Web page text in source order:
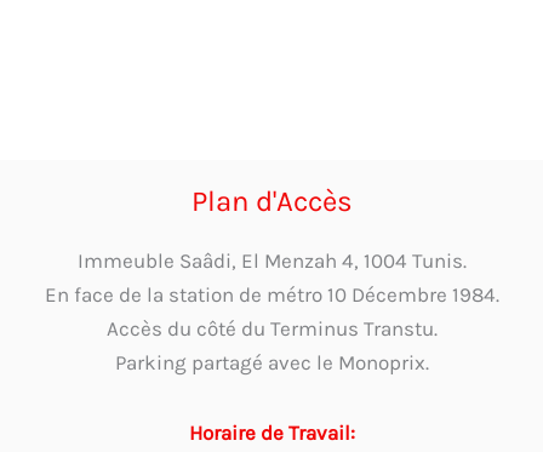
Plan d'Accès
Immeuble Saâdi, El Menzah 4, 1004 Tunis.
En face de la station de métro 10 Décembre 1984.
Accès du côté du Terminus Transtu.
Parking partagé avec le Monoprix.
Horaire de Travail: